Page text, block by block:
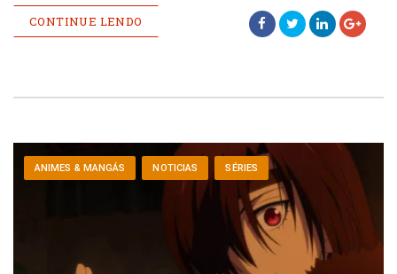
CONTINUE LENDO
ANIMES & MANGÁS NOTICIAS SÉRIES